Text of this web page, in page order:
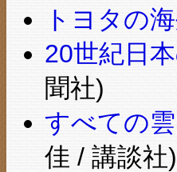
トヨタの
20世紀日
聞社)
すべての
佳 / 講談社)